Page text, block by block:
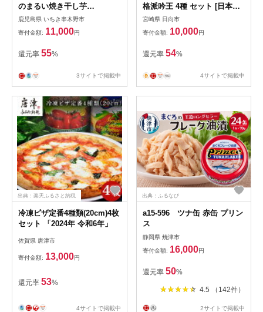
のまるい焼き干し芋
（100g×11袋）
鹿児島県 いちき串木野市
寄付金額: 11,000円
還元率 55%
3サイトで掲載中
格派吟王 4種 セット [日本ハ
ムマーケティング 宮崎県 日
向市 452061310] ロースハム
あらびき ミートローフ 焼豚
焼き豚 ウインナー ウィンナ
ー 粗挽き 豚肉 お弁当 朝食
宮崎県 日向市
寄付金額: 10,000円
還元率 54%
4サイトで掲載中
出典：楽天ふるさと納税
冷凍ピザ定番4種類(20cm)4枚
セット 「2024年 令和6年」
佐賀県 唐津市
寄付金額: 13,000円
還元率 53%
4サイトで掲載中
出典：ふるなび
a15-596 ツナ缶 赤缶 プリン
ス
静岡県 焼津市
寄付金額: 16,000円
還元率 50%
4.5 （142件）
2サイトで掲載中